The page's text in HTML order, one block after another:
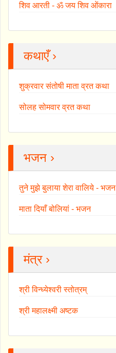
शिव आरती - ॐ जय शिव ओंकारा
कथाएँ ›
शुक्रवार संतोषी माता व्रत कथा
सोलह सोमवार व्रत कथा
भजन ›
तुने मुझे बुलाया शेरा वालिये - भजन
माता दियाँ बोलियां - भजन
मंत्र ›
श्री विन्ध्येश्वरी स्तोत्रम्
श्री महालक्ष्मी अष्टक